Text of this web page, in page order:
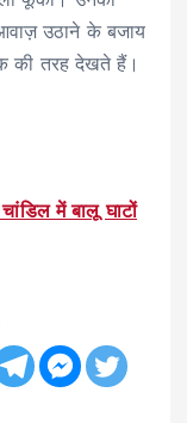
उठाने के बजाय
की तरह देखते हैं।
में बालू घाटों